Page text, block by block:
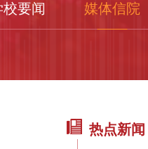
校要闻 媒体信院
热点新闻